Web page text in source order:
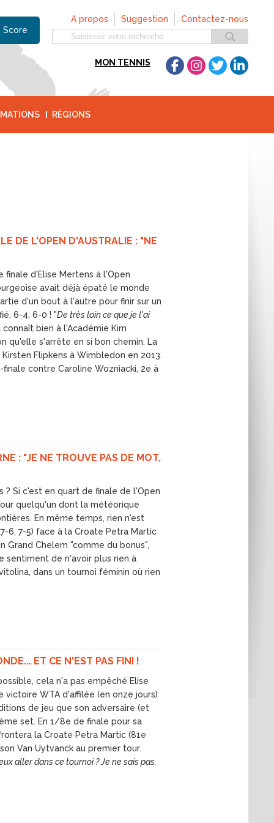
Contactez-nous
Suggestion
A propos
Score
MON TENNIS
RÉGIONS
DE L'OPEN D'AUSTRALIE : "NE
d'Elise Mertens à l'Open
avait déjà épaté le monde
d'un bout à l'autre pour finir sur un
6-4, 6-0 ! "De très loin ce que je l'ai
bien à l'Académie Kim
qu'elle s'arrête en si bon chemin. La
Flipkens à Wimbledon en 2013.
contre Caroline Wozniacki, 2e à
: "JE NE TROUVE PAS DE MOT,
Si c'est en quart de finale de l'Open
quelqu'un dont la météorique
En même temps, rien n'est
6, 7-5) face à la Croate Petra Martic
Grand Chelem "comme du bonus",
sentiment de n'avoir plus rien à
dans un tournoi féminin où rien
ET CE N'EST PAS FINI !
cela n'a pas empêché Elise
victoire WTA d'affilée (en onze jours)
de jeu que son adversaire (et
set. En 1/8e de finale pour sa
la Croate Petra Martic (81e
Van Uytvanck au premier tour.
aller dans ce tournoi ? Je ne sais pas.